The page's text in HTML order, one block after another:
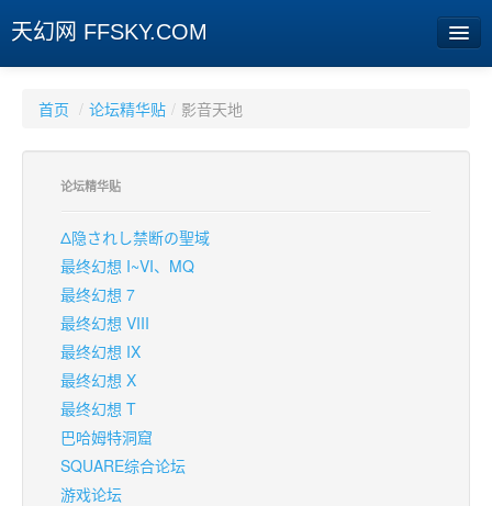
天幻网 FFSKY.COM
资讯
旧版临时
首页 / 论坛精华贴 / 影音天地
论坛精华贴
Δ隐されし禁断の聖域
最终幻想 I~VI、MQ
最终幻想 7
最终幻想 VIII
最终幻想 IX
最终幻想 X
最终幻想 T
巴哈姆特洞窟
SQUARE综合论坛
游戏论坛